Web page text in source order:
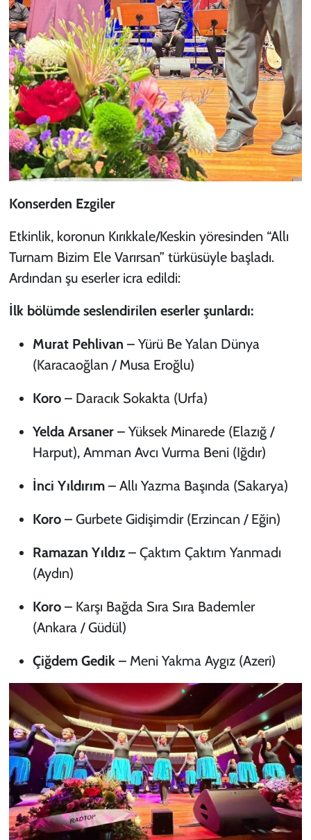
Konserden Ezgiler
Etkinlik, koronun Kırıkkale/Keskin yöresinden “Allı
Turnam Bizim Ele Varırsan” türküsüyle başladı.
Ardından şu eserler icra edildi:
İlk bölümde seslendirilen eserler şunlardı:
Murat Pehlivan – Yürü Be Yalan Dünya
(Karacaoğlan / Musa Eroğlu)
Koro– Daracık Sokakta (Urfa)
Yelda Arsaner– Yüksek Minarede(Elazığ /
Harput), Amman Avcı Vurma Beni (Iğdır)
İnci Yıldırım– Allı Yazma Başında (Sakarya)
Koro– Gurbete Gidişimdir(Erzincan / Eğin)
Ramazan Yıldız– Çaktım Çaktım Yanmadı
(Aydın)
Koro– Karşı Bağda Sıra Sıra Bademler
(Ankara / Güdül)
Çiğdem Gedik– Meni Yakma Aygız(Azeri)